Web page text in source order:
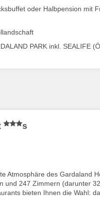
oder Halbpension mit
PARK inkl. SEALIFE
s
Atmosphäre des Gardaland
und 247 Zimmern (darunter
bieten Ihnen die Wahl: